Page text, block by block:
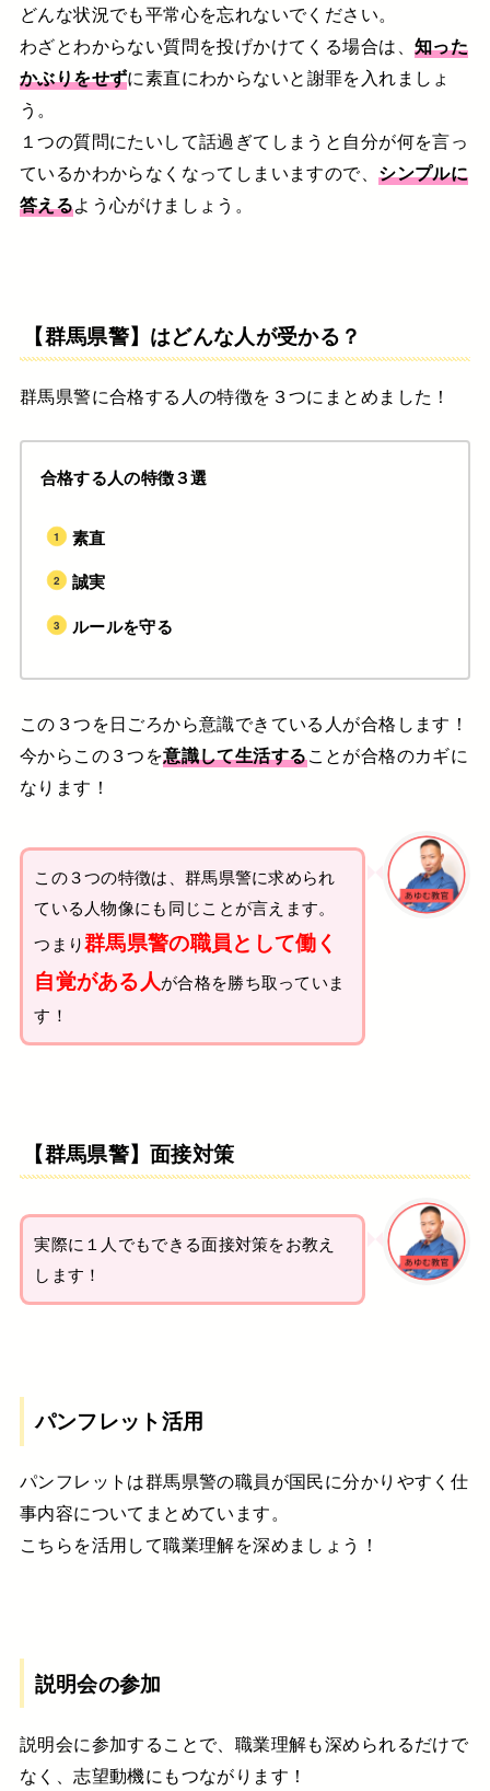
どんな状況でも平常心を忘れないでください。
わざとわからない質問を投げかけてくる場合は、 知った
かぶりをせずに素直にわからないと謝罪を入れましょ
う。
１つの質問にたいして話過ぎてしまうと自分が何を言っ
ているかわからなくなってしまいますので、シンプルに
答えるよう心がけましょう。
【群馬県警】はどんな人が受かる？
群馬県警に合格する人の特徴を３つにまとめました！
合格する人の特徴３選
素直
誠実
ルールを守る
この３つを日ごろから意識できている人が合格します！
今からこの３つを意識して生活することが合格のカギに
なります！
この３つの特徴は、群馬県警に求められ
ている人物像にも同じことが言えます。
つまり群馬県警の職員として働く
自覚がある人が合格を勝ち取っていま
す！
【群馬県警】面接対策
実際に１人でもできる面接対策をお教え
します！
パンフレット活用
パンフレットは群馬県警の職員が国民に分かりやすく仕
事内容についてまとめています。
こちらを活用して職業理解を深めましょう！
説明会の参加
説明会に参加することで、職業理解も深められるだけで
なく、志望動機にもつながります！